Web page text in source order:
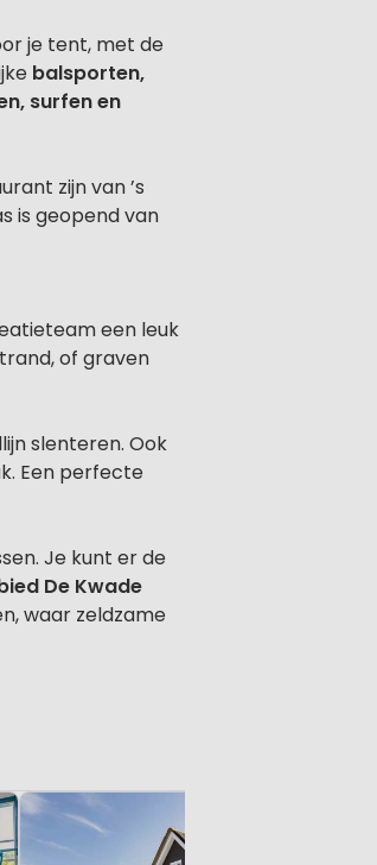
je tent, met de
balsporten,
surfen en
zijn van ’s
is geopend van
een leuk
of graven
slenteren. Ook
Een perfecte
Je kunt er de
De Kwade
waar zeldzame